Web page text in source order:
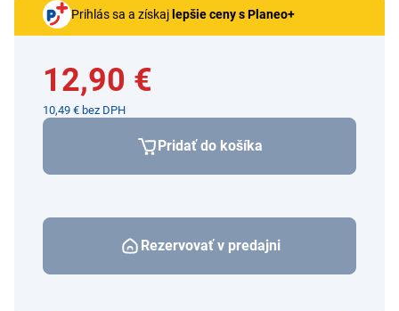
Prihlás sa a získaj lepšie ceny s Planeo+
12,90 €
10,49 € bez DPH
Pridať do košíka
Rezervovať v predajni